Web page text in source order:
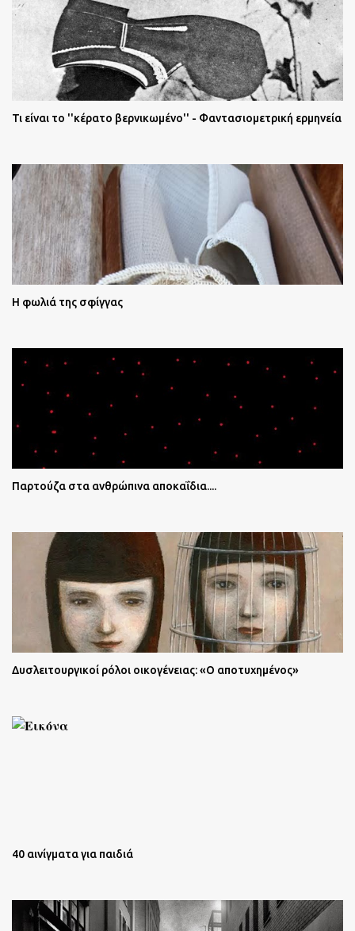
Τι είναι το ''κέρατο βερνικωμένο'' - Φαντασιομετρική ερμηνεία
Η φωλιά της σφίγγας
Παρτούζα στα ανθρώπινα αποκαΐδια....
Δυσλειτουργικοί ρόλοι οικογένειας: «Ο αποτυχημένος»
40 αινίγματα για παιδιά